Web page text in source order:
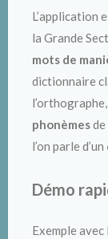
L’application
la Grande
mots de
dictionnaire
phonèmesde
l’on parle d’un
Démo
Exemple avec